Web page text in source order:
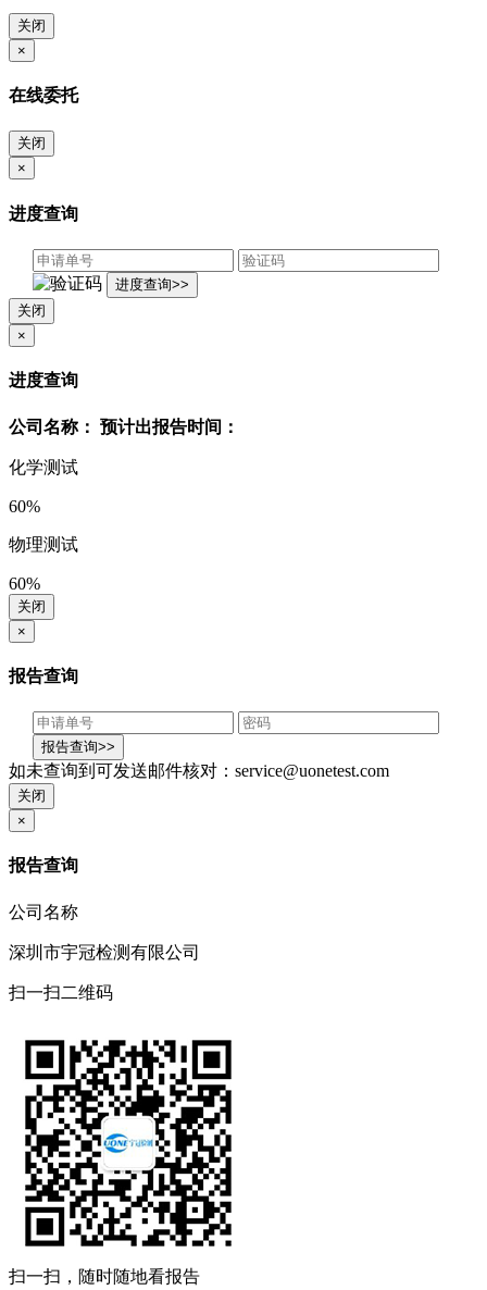
关闭
×
在线委托
关闭
×
进度查询
关闭
×
进度查询
公司名称： 预计出报告时间：
化学测试
60%
物理测试
60%
关闭
×
报告查询
如未查询到可发送邮件核对：service@uonetest.com
关闭
×
报告查询
公司名称
深圳市宇冠检测有限公司
扫一扫二维码
扫一扫，随时随地看报告